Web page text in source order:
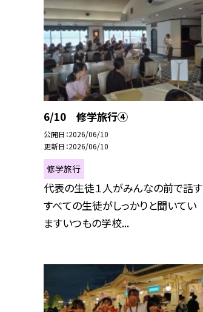
6/10 修学旅行④
公開日 2026/06/10
更新日 2026/06/10
修学旅行
代表の生徒１人がみんなの前で話す
すべての生徒がしっかりと聞いてい
ますいつもの学校...